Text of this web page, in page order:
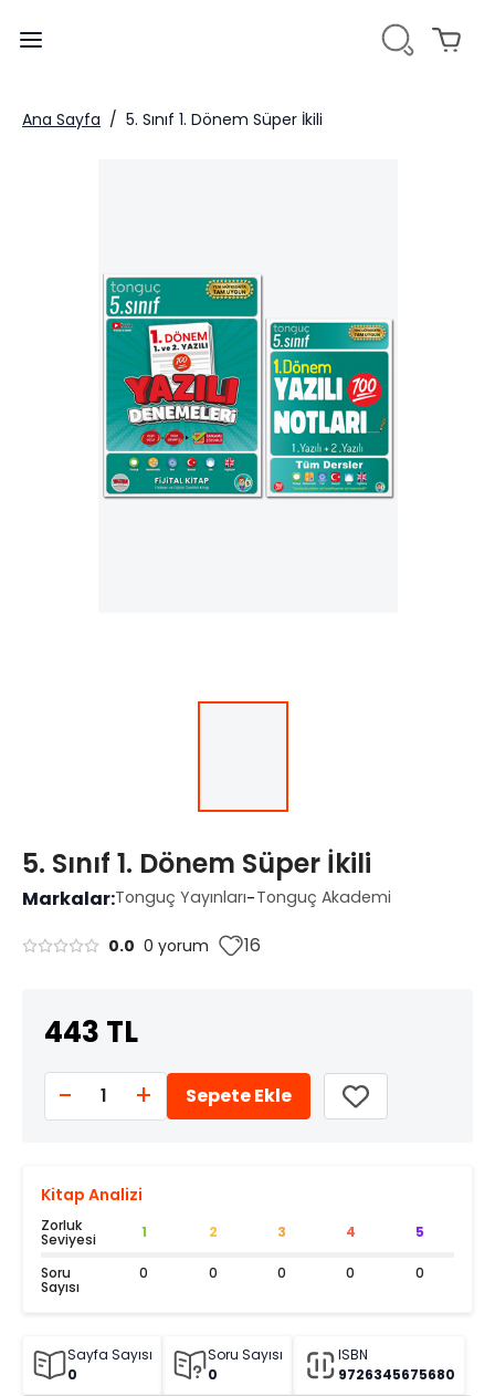
Ana Sayfa / 5. Sınıf 1. Dönem Süper İkili
5. Sınıf 1. Dönem Süper İkili
Markalar:Tonguç Yayınları-Tonguç Akademi
0.0 0 yorum 16
443 TL
- 1 + Sepete Ekle
Kitap Analizi
Zorluk
Seviyesi
Soru
Sayısı
1
0
2
0
3
0
4
0
5
0
Sayfa Sayısı
0
Soru Sayısı
0
ISBN
9726345675680